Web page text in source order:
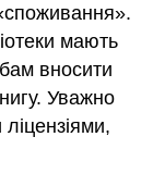
мають
вносити
Уважно